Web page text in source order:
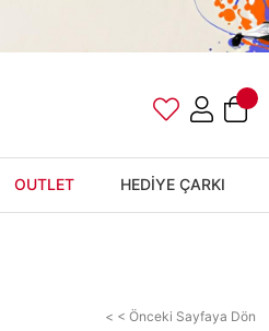
OUTLET HEDİYE ÇARKI
< < Önceki Sayfaya Dön